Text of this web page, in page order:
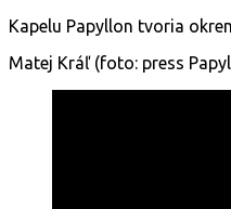
Kapelu Papyllon tvoria
Matej Kráľ (foto: press